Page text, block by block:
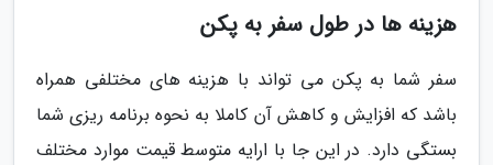
هزینه‌ ها در طول سفر به پکن
سفر شما به پکن می تواند با هزینه های مختلفی همراه
باشد که افزایش و کاهش آن کاملا به نحوه برنامه ریزی شما
بستگی دارد. در این جا با ارایه متوسط قیمت موارد مختلف